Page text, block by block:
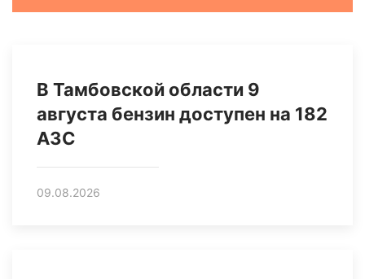
В Тамбовской области 9
августа бензин доступен на 182
АЗС
09.08.2026